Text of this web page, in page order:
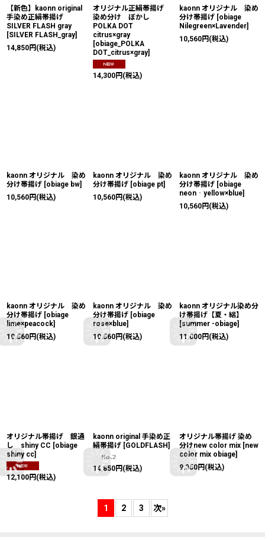
【新色】kaonn original
手染め正絹帯揚げ
SILVER FLASH gray
[SILVER FLASH_gray]
14,850円 (税込)
オリジナル正絹帯揚げ
染め分け ぼかし
POLKA DOT
citrus×gray
[obiage_POLKA
DOT_citrus×gray]
14,300円 (税込)
kaonn オリジナル 染め
分け帯揚げ [obiage
Nilegreen×Lavender]
10,560円 (税込)
kaonn オリジナル 染め
分け帯揚げ [obiage bw]
10,560円 (税込)
kaonn オリジナル 染め
分け帯揚げ [obiage pt]
10,560円 (税込)
kaonn オリジナル 染め
分け帯揚げ [obiage
neon‐yellow×blue]
10,560円 (税込)
kaonn オリジナル 染め
分け帯揚げ [obiage
lime×peacock]
10,560円 (税込)
kaonn オリジナル 染め
分け帯揚げ [obiage
rose×blue]
10,560円 (税込)
kaonn オリジナル染め分
け帯揚げ【夏・絽】
[summer -obiage]
11,000円 (税込)
オリジナル帯揚げ 銀通
し shiny CC [obiage
shiny cc]
12,100円 (税込)
kaonn original 手染め正
絹帯揚げ [GOLDFLASH]
14,850円 (税込)
オリジナル帯揚げ 染め
分けnew color mix [new
color mix obiage]
9,350円 (税込)
1 2 3 次»